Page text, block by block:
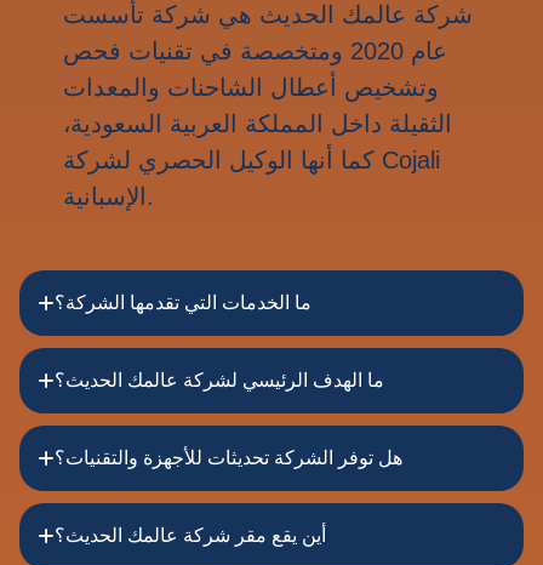
شركة عالمك الحديث هي شركة تأسست
عام 2020 ومتخصصة في تقنيات فحص
وتشخيص أعطال الشاحنات والمعدات
الثقيلة داخل المملكة العربية السعودية،
كما أنها الوكيل الحصري لشركة Cojali
الإسبانية.
ما الخدمات التي تقدمها الشركة؟
ما الهدف الرئيسي لشركة عالمك الحديث؟
هل توفر الشركة تحديثات للأجهزة والتقنيات؟
أين يقع مقر شركة عالمك الحديث؟